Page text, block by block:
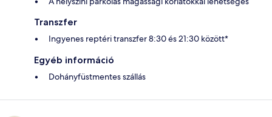
Transzfer
Ingyenes reptéri transzfer 8:30 és 21:30 között*
Egyéb információ
Dohányfüstmentes szállás